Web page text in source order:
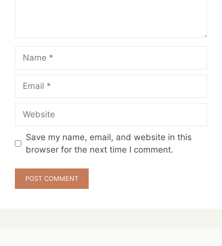
Save my name, email, and website in this
browser for the next time I comment.